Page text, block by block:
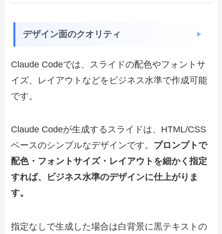
デザイン面のクオリティ
Claude Codeでは、スライドの配色やフォントサ
イズ、レイアウトなどをビジネス水準で作成可能
です。
Claude Codeが生成するスライドは、HTML/CSS
ベースのシンプルなデザインです。 プロンプトで
配色・フォントサイズ・レイアウトを細かく指定
すれば、ビジネス水準のデザインに仕上がりま
す。
指定なしで生成した場合は白背景に黒テキストの